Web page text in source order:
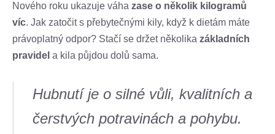
Nového roku ukazuje váha zase o několik kilogramů
víc. Jak zatočit s přebytečnými kily, když k dietám máte
právoplatný odpor? Stačí se držet několika základních
pravidel a kila půjdou dolů sama.
Hubnutí je o silné vůli, kvalitních a
čerstvých potravinách a pohybu.